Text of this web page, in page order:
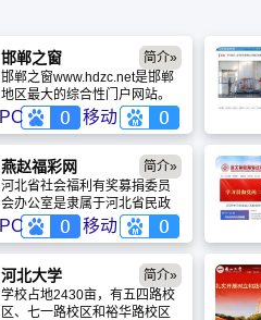
邯郸之窗
邯郸之窗www.hdzc.net是邯郸
地区最大的综合性门户网站。
2002年3月，《邯郸之窗》率
先得到由中华人民共和国信息
产业部委托河北省通信管理局
颁发的ICP资格证（互联网信息
服务经营许可证），编号：冀
ICP证020001。这标志着《邯
郸之窗》在发展的道路上完成
了质的转变，进入了规范化、
标准化、法制化的发展轨道！
PC 移动
简介»
燕赵福彩网
河北省社会福利有奖募捐委员
会办公室是隶属于河北省民政
厅的正处级事业处室（后于
2002年更名为河北省福利彩票
发行管理中心），同时，受中
国福利彩票发行管理中心的业
务监督、指导，是以“扶老、助
残、救孤、济困为行业宗旨的
PC 移动
简介»
河北大学
学校占地2430亩，有五四路校
区、七一路校区和裕华路校区
简介»